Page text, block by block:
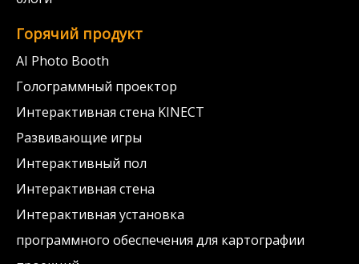
Горячий продукт
AI Photo Booth
Голограммный проектор
Интерактивная стена KINECT
Развивающие игры
Интерактивный пол
Интерактивная стена
Интерактивная установка
программного обеспечения для картографии